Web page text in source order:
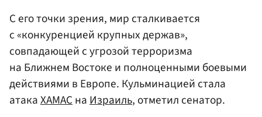
С его точки зрения, мир сталкивается
с «конкуренцией крупных держав»,
совпадающей с угрозой терроризма
на Ближнем Востоке и полноценными боевыми
действиями в Европе. Кульминацией стала
атакаХАМАСна Израиль, отметил сенатор.